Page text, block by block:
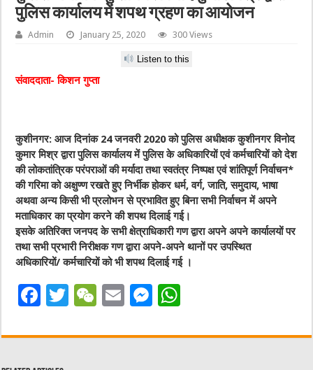
पुलिस कार्यालय में शपथ ग्रहण का आयोजन
Admin January 25, 2020 300 Views
Listen to this
संवाददाता- किशन गुप्ता
कुशीनगर: आज दिनांक 24 जनवरी 2020 को पुलिस अधीक्षक कुशीनगर विनोद
कुमार मिश्र द्वारा पुलिस कार्यालय में पुलिस के अधिकारियों एवं कर्मचारियों को देश
की लोकतांत्रिक परंपराओं की मर्यादा तथा स्वतंत्र निष्पक्ष एवं शांतिपूर्ण निर्वाचन*
की गरिमा को अक्षुण्ण रखते हुए निर्भीक होकर धर्म, वर्ग, जाति, समुदाय, भाषा
अथवा अन्य किसी भी प्रलोभन से प्रभावित हुए बिना सभी निर्वाचन में अपने
मताधिकार का प्रयोग करने की शपथ दिलाई गई।
इसके अतिरिक्त जनपद के सभी क्षेत्राधिकारी गण द्वारा अपने अपने कार्यालयों पर
तथा सभी प्रभारी निरीक्षक गण द्वारा अपने-अपने थानों पर उपस्थित
अधिकारियों/ कर्मचारियों को भी शपथ दिलाई गई ।
F
c
e
T
it
W
C
E
ai
M
ss at